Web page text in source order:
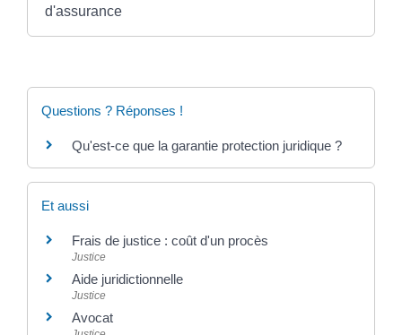
d'assurance
Questions ? Réponses !
Qu'est-ce que la garantie protection juridique ?
Et aussi
Frais de justice : coût d'un procès
Justice
Aide juridictionnelle
Justice
Avocat